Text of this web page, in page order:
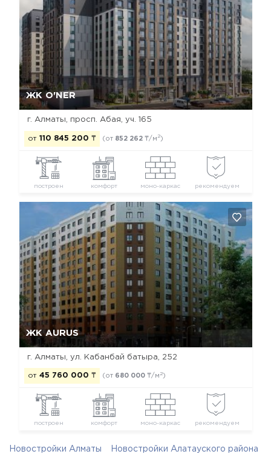
ЖК O'NER
г. Алматы, просп. Абая, уч. 165
от 110 845 200 ₸ (от 852 262 ₸/м2)
построен комфорт моно-каркас рекомендуем
ЖК AURUS
г. Алматы, ул. Кабанбай батыра, 252
от 45 760 000 ₸ (от 680 000 ₸/м 2)
построен комфорт моно-каркас рекомендуем
Да, удалить
Новостройки Алматы Новостройки Алатауского района